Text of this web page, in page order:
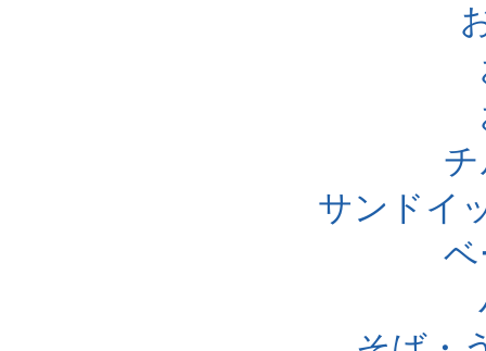
サンドイ